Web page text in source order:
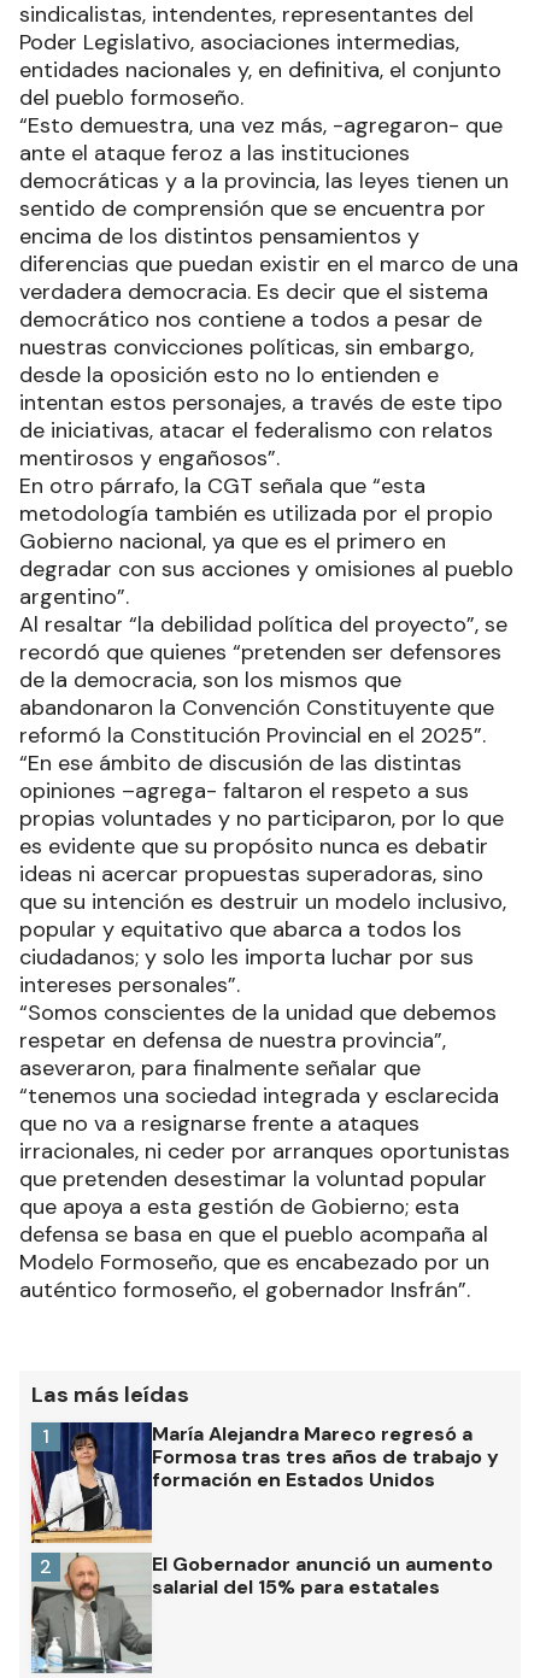
sindicalistas, intendentes, representantes del
Poder Legislativo, asociaciones intermedias,
entidades nacionales y, en definitiva, el conjunto
del pueblo formoseño.
“Esto demuestra, una vez más, -agregaron- que
ante el ataque feroz a las instituciones
democráticas y a la provincia, las leyes tienen un
sentido de comprensión que se encuentra por
encima de los distintos pensamientos y
diferencias que puedan existir en el marco de una
verdadera democracia. Es decir que el sistema
democrático nos contiene a todos a pesar de
nuestras convicciones políticas, sin embargo,
desde la oposición esto no lo entienden e
intentan estos personajes, a través de este tipo
de iniciativas, atacar el federalismo con relatos
mentirosos y engañosos”.
En otro párrafo, la CGT señala que “esta
metodología también es utilizada por el propio
Gobierno nacional, ya que es el primero en
degradar con sus acciones y omisiones al pueblo
argentino”.
Al resaltar “la debilidad política del proyecto”, se
recordó que quienes “pretenden ser defensores
de la democracia, son los mismos que
abandonaron la Convención Constituyente que
reformó la Constitución Provincial en el 2025”.
“En ese ámbito de discusión de las distintas
opiniones –agrega- faltaron el respeto a sus
propias voluntades y no participaron, por lo que
es evidente que su propósito nunca es debatir
ideas ni acercar propuestas superadoras, sino
que su intención es destruir un modelo inclusivo,
popular y equitativo que abarca a todos los
ciudadanos; y solo les importa luchar por sus
intereses personales”.
“Somos conscientes de la unidad que debemos
respetar en defensa de nuestra provincia”,
aseveraron, para finalmente señalar que
“tenemos una sociedad integrada y esclarecida
que no va a resignarse frente a ataques
irracionales, ni ceder por arranques oportunistas
que pretenden desestimar la voluntad popular
que apoya a esta gestión de Gobierno; esta
defensa se basa en que el pueblo acompaña al
Modelo Formoseño, que es encabezado por un
auténtico formoseño, el gobernador Insfrán”.
Las más leídas
María Alejandra Mareco regresó a
Formosa tras tres años de trabajo y
formación en Estados Unidos
1
El Gobernador anunció un aumento
salarial del 15% para estatales
2